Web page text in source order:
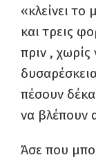
«κλείνει το
και τρεις
πριν , χωρίς
πέσουν
να βλέπουν
Άσε που